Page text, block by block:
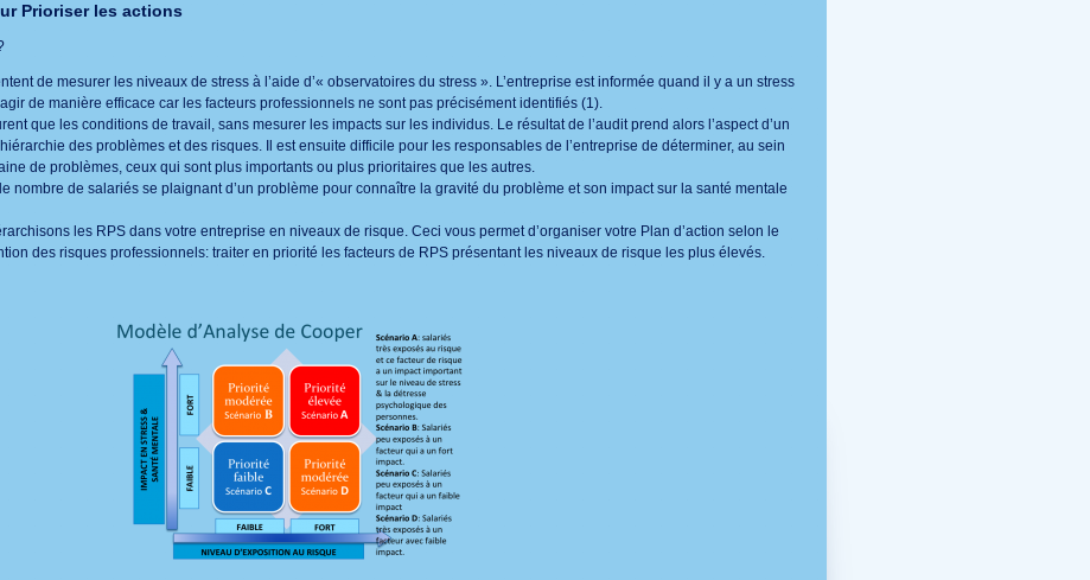
Prioriser les actions
de mesurer les niveaux de stress à l’aide d’« observatoires du stress ». L’entreprise est informée quand il y a un stress
de manière efficace car les facteurs professionnels ne sont pas précisément identifiés (1).
que les conditions de travail, sans mesurer les impacts sur les individus. Le résultat de l’audit prend alors l’aspect d’un
des problèmes et des risques. Il est ensuite difficile pour les responsables de l’entreprise de déterminer, au sein
de problèmes, ceux qui sont plus importants ou plus prioritaires que les autres.
le nombre de salariés se plaignant d’un problème pour connaître la gravité du problème et son impact sur la santé mentale
les RPS dans votre entreprise en niveaux de risque. Ceci vous permet d’organiser votre Plan d’action selon le
des risques professionnels: traiter en priorité les facteurs de RPS présentant les niveaux de risque les plus élevés.